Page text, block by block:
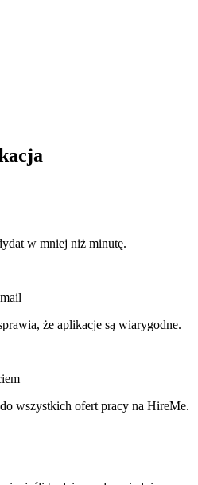
w mniej niż minutę.
że aplikacje są wiarygodne.
wszystkich ofert pracy na HireMe.